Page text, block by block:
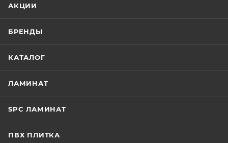
АКЦИИ
БРЕНДЫ
КАТАЛОГ
ЛАМИНАТ
SPC ЛАМИНАТ
ПВХ ПЛИТКА